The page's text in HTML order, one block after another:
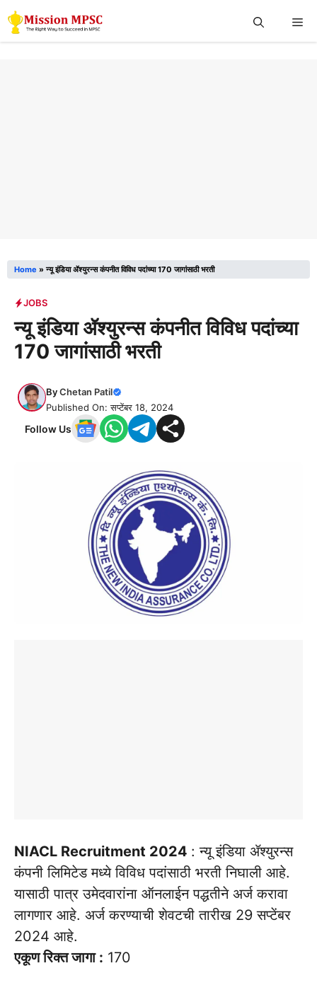
Skip
to
Home »न्यू इंडिया ॲश्युरन्स कंपनीत विविध पदांच्या 170 जागांसाठी भरती
JOBS
न्यू इंडिया ॲश्युरन्स कंपनीत विविध पदांच्या
170 जागांसाठी भरती
ByChetan Patil
Published On: सप्टेंबर 18, 2024
Follow Us
NIACL Recruitment 2024 : न्यू इंडिया ॲश्युरन्स
कंपनी लिमिटेड मध्ये विविध पदांसाठी भरती निघाली आहे.
यासाठी पात्र उमेदवारांना ऑनलाईन पद्धतीने अर्ज करावा
लागणार आहे. अर्ज करण्याची शेवटची तारीख 29 सप्टेंबर
2024 आहे.
एकूण रिक्त जागा : 170